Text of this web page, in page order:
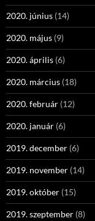
2020. június (14)
2020. május (9)
2020. április (6)
2020. március (18)
2020. február (12)
2020. január (6)
2019. december (6)
2019. november (14)
2019. október (15)
2019. szeptember (8)